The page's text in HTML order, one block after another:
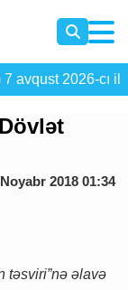
avqust 2026-cı il
2018 01:34
təsviri”nə əlavə